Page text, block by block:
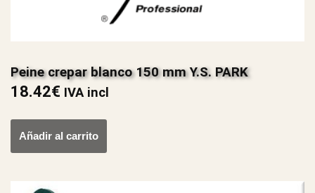
Peine crepar blanco 150 mm Y.S. PARK
18.42€ IVA incl
Añadir al carrito